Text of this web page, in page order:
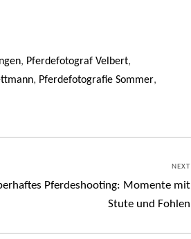
, Pferdefotograf Velbert,
, Pferdefotografie Sommer,
NEXT
Pferdeshooting: Momente mit
Stute und Fohlen